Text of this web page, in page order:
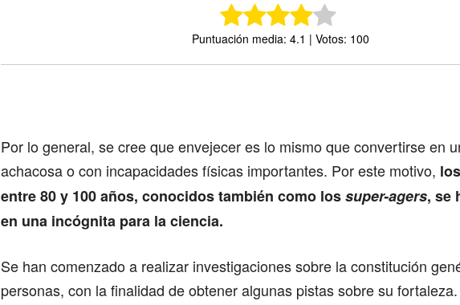
Puntuación media: 4.1 | Votos: 100
Por lo general, se cree que envejecer es lo mismo que convertirse en
achacosa o con incapacidades físicas importantes. Por este motivo,
entre 80 y 100 años, conocidos también como lossuper-agers, se
en una incógnita para la ciencia.
Se han comenzado a realizar investigaciones sobre la constitución
personas, con la finalidad de obtener algunas pistas sobre su fortaleza.